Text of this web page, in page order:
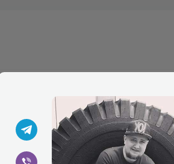
Удобно, быстро, практично. Цена и
актуальны. Заказ оформляется и готов
выдаче (брал самовывоз) в течении
ниже среднерыночной и еще кулечки
подарок!